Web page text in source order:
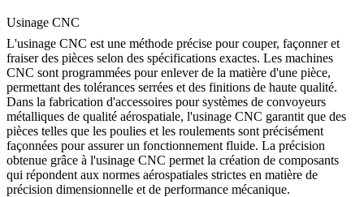
Usinage CNC
L'usinage CNC est une méthode précise pour couper, façonner et
fraiser des pièces selon des spécifications exactes. Les machines
CNC sont programmées pour enlever de la matière d'une pièce,
permettant des tolérances serrées et des finitions de haute qualité.
Dans la fabrication d'accessoires pour systèmes de convoyeurs
métalliques de qualité aérospatiale, l'usinage CNC garantit que des
pièces telles que les poulies et les roulements sont précisément
façonnées pour assurer un fonctionnement fluide. La précision
obtenue grâce à l'usinage CNC permet la création de composants
qui répondent aux normes aérospatiales strictes en matière de
précision dimensionnelle et de performance mécanique.